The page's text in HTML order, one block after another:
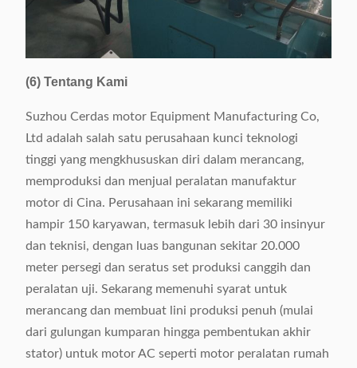
(6) Tentang Kami
Suzhou Cerdas motor Equipment Manufacturing Co,
Ltd adalah salah satu perusahaan kunci teknologi
tinggi yang mengkhususkan diri dalam merancang,
memproduksi dan menjual peralatan manufaktur
motor di Cina. Perusahaan ini sekarang memiliki
hampir 150 karyawan, termasuk lebih dari 30 insinyur
dan teknisi, dengan luas bangunan sekitar 20.000
meter persegi dan seratus set produksi canggih dan
peralatan uji. Sekarang memenuhi syarat untuk
merancang dan membuat lini produksi penuh (mulai
dari gulungan kumparan hingga pembentukan akhir
stator) untuk motor AC seperti motor peralatan rumah